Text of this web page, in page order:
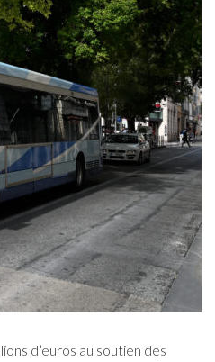
d’euros au soutien des